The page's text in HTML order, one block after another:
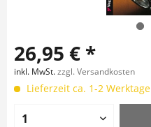
26,95 € *
inkl. MwSt.zzgl. Versandkosten
Lieferzeit ca. 1-2 Werktage